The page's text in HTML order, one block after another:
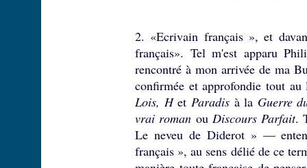
2. «Ecrivain français », et
français». Tel m'est apparu
rencontré à mon arrivée de ma
confirmée et approfondie tout
Lois, Het Paradisà la Guerre
vrai roman ou Discours Parfait.
Le neveu de Diderot » —
français », au sens délié de ce